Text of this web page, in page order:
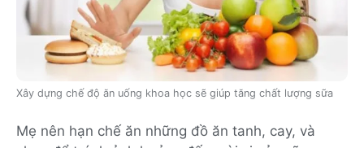
Xây dựng chế độ ăn uống khoa học sẽ giúp tăng chất lượng sữa
Mẹ nên hạn chế ăn những đồ ăn tanh, cay, và